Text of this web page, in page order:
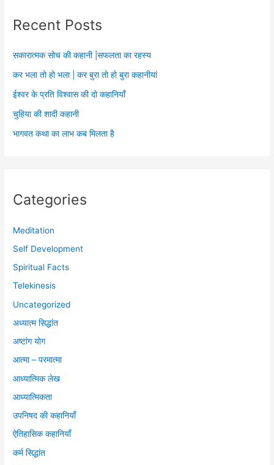
Recent Posts
सकारात्मक सोच की कहानी |सफलता का रहस्य
कर भला तो हो भला | कर बुरा तो हो बुरा कहानीयां
ईश्वर के प्रति विश्वास की दो कहानियाँ
चुहिया की शादी कहानी
भागवत कथा का लाभ कब मिलता है
Categories
Meditation
Self Development
Spiritual Facts
Telekinesis
Uncategorized
अध्यात्म सिद्धांत
अष्टांग योग
आत्मा – परमात्मा
आध्यात्मिक लेख
आध्यात्मिकता
उपनिषद की कहानियाँ
ऐतिहासिक कहानियाँ
कर्म सिद्धांत